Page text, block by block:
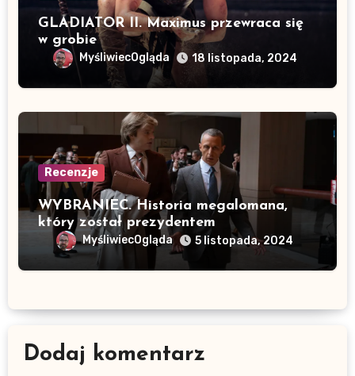
GLADIATOR II. Maximus przewraca się
w grobie
MyśliwiecOgląda 18 listopada, 2024
Recenzje
WYBRANIEC. Historia megalomana,
który został prezydentem
MyśliwiecOgląda 5 listopada, 2024
Dodaj komentarz